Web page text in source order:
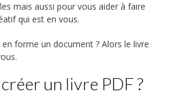
mais aussi pour vous aider à faire
qui est en vous.
forme un document ? Alors le livre
un livre PDF ?